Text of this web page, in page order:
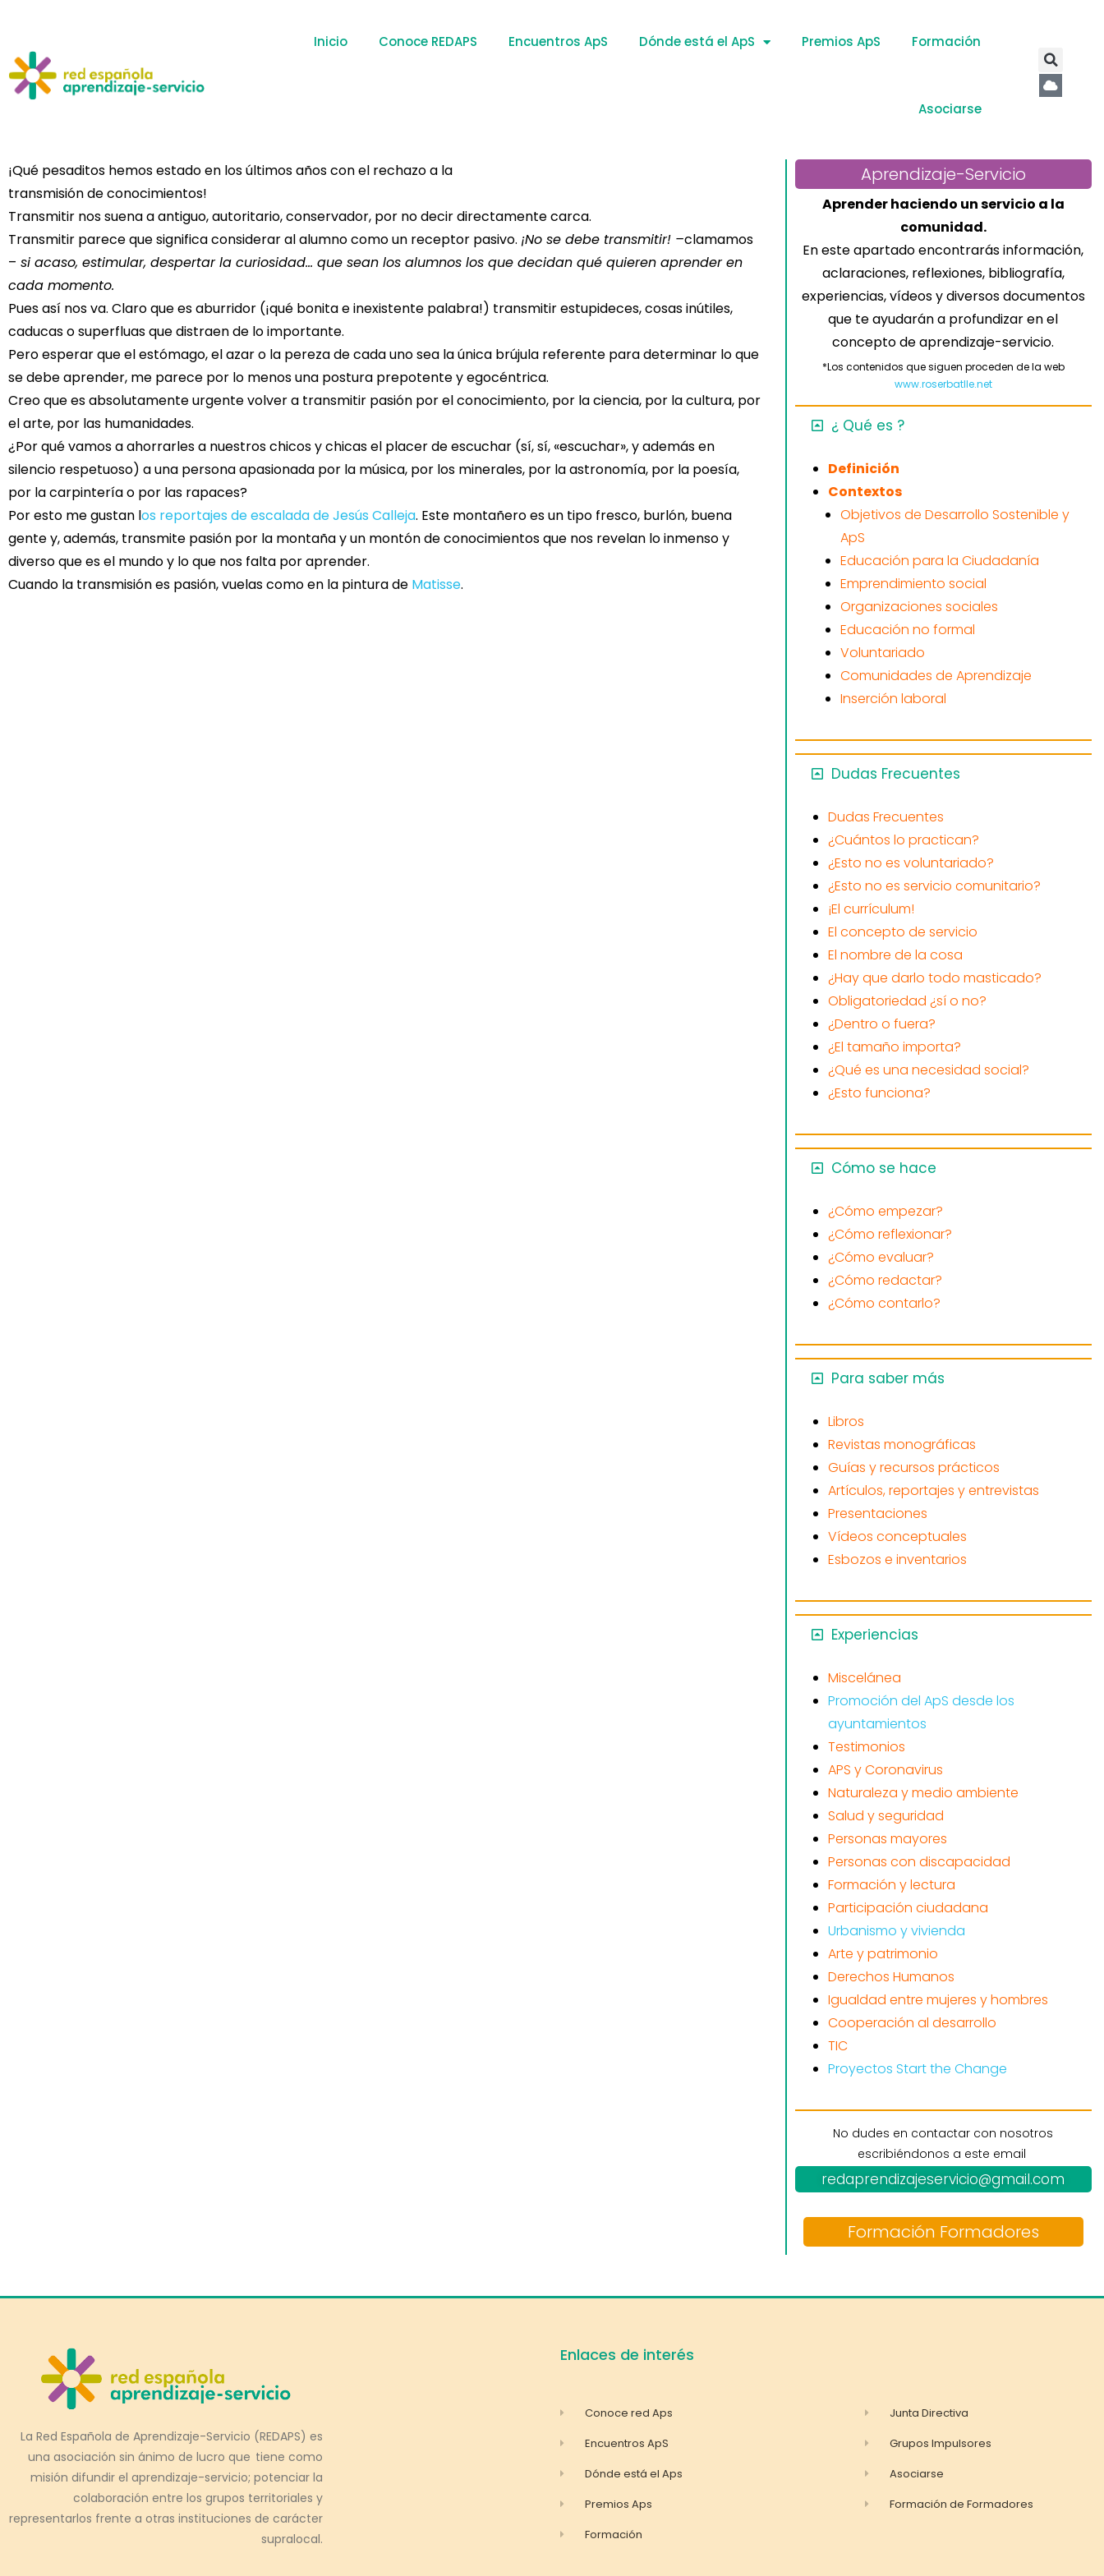
Inicio Conoce REDAPS Encuentros ApS Dónde está el ApS Premios ApS Formación
Asociarse
¡Qué pesaditos hemos estado en los últimos años con el rechazo a la
transmisión de conocimientos!
Transmitir nos suena a antiguo, autoritario, conservador, por no decir directamente carca.
Transmitir parece que significa considerar al alumno como un receptor pasivo. ¡No se debe transmitir! –clamamos
– si acaso, estimular, despertar la curiosidad… que sean los alumnos los que decidan qué quieren aprender en
cada momento.
Pues así nos va. Claro que es aburridor (¡qué bonita e inexistente palabra!) transmitir estupideces, cosas inútiles,
caducas o superfluas que distraen de lo importante.
Pero esperar que el estómago, el azar o la pereza de cada uno sea la única brújula referente para determinar lo que
se debe aprender, me parece por lo menos una postura prepotente y egocéntrica.
Creo que es absolutamente urgente volver a transmitir pasión por el conocimiento, por la ciencia, por la cultura, por
el arte, por las humanidades.
¿Por qué vamos a ahorrarles a nuestros chicos y chicas el placer de escuchar (sí, sí, «escuchar», y además en
silencio respetuoso) a una persona apasionada por la música, por los minerales, por la astronomía, por la poesía,
por la carpintería o por las rapaces?
Por esto me gustan los reportajes de escalada de Jesús Calleja. Este montañero es un tipo fresco, burlón, buena
gente y, además, transmite pasión por la montaña y un montón de conocimientos que nos revelan lo inmenso y
diverso que es el mundo y lo que nos falta por aprender.
Cuando la transmisión es pasión, vuelas como en la pintura de Matisse.
Aprendizaje-Servicio
Aprender haciendo un servicio a la
comunidad.
En este apartado encontrarás información,
aclaraciones, reflexiones, bibliografía,
experiencias, vídeos y diversos documentos
que te ayudarán a profundizar en el
concepto de aprendizaje-servicio.
*Los contenidos que siguen proceden de la web
www.roserbatlle.net
¿ Qué es ?
Definición
Contextos
Objetivos de Desarrollo Sostenible y
ApS
Educación para la Ciudadanía
Emprendimiento social
Organizaciones sociales
Educación no formal
Voluntariado
Comunidades de Aprendizaje
Inserción laboral
Dudas Frecuentes
Dudas Frecuentes
¿Cuántos lo practican?
¿Esto no es voluntariado?
¿Esto no es servicio comunitario?
¡El currículum!
El concepto de servicio
El nombre de la cosa
¿Hay que darlo todo masticado?
Obligatoriedad ¿sí o no?
¿Dentro o fuera?
¿El tamaño importa?
¿Qué es una necesidad social?
¿Esto funciona?
Cómo se hace
¿Cómo empezar?
¿Cómo reflexionar?
¿Cómo evaluar?
¿Cómo redactar?
¿Cómo contarlo?
Para saber más
Libros
Revistas monográficas
Guías y recursos prácticos
Artículos, reportajes y entrevistas
Presentaciones
Vídeos conceptuales
Esbozos e inventarios
Experiencias
Miscelánea
Promoción del ApS desde los
ayuntamientos
Testimonios
APS y Coronavirus
Naturaleza y medio ambiente
Salud y seguridad
Personas mayores
Personas con discapacidad
Formación y lectura
Participación ciudadana
Urbanismo y vivienda
Arte y patrimonio
Derechos Humanos
Igualdad entre mujeres y hombres
Cooperación al desarrollo
TIC
Proyectos Start the Change
No dudes en contactar con nosotros
escribiéndonos a este email
redaprendizajeservicio@gmail.com
Formación Formadores
La Red Española de Aprendizaje-Servicio (REDAPS) es
una asociación sin ánimo de lucro que tiene como
misión difundir el aprendizaje-servicio; potenciar la
colaboración entre los grupos territoriales y
representarlos frente a otras instituciones de carácter
supralocal.
Enlaces de interés
Conoce red Aps
Encuentros ApS
Dónde está el Aps
Premios Aps
Formación
Junta Directiva
Grupos Impulsores
Asociarse
Formación de Formadores